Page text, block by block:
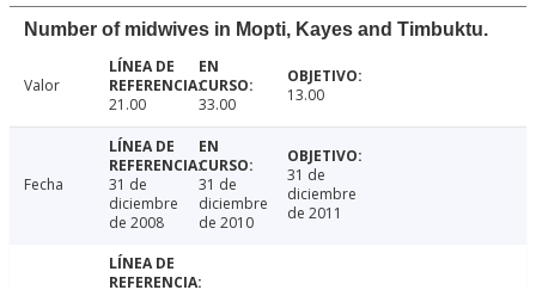
Number of midwives in Mopti, Kayes and Timbuktu.
Valor
21.00
33.00 13.00
Fecha
31 de
diciembre
de 2008
31 de
diciembre
de 2010
31 de
diciembre
de 2011